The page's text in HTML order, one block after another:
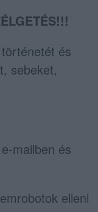
és
sebeket,
mailben és
elleni